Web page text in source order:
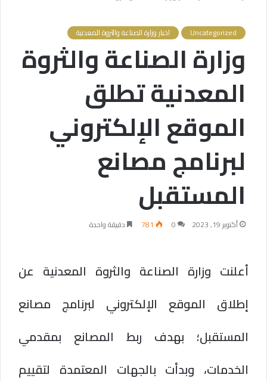
Uncategorized اخبار وزارة الصناعة والثروة المعدنية
وزارة الصناعة والثروة
المعدنية تطلق
الموقع الإلكتروني
لبرنامج مصانع
المستقبل
أكتوبر 19, 2023 0
781 دقيقة واحدة
أعلنت وزارة الصناعة والثروة المعدنية عن
إطلاق الموقع الإلكتروني لبرنامج مصانع
المستقبل؛ بهدف ربط المصانع بمقدمي
الخدمات، وبدأت بالجهات المعتمدة لتقييم